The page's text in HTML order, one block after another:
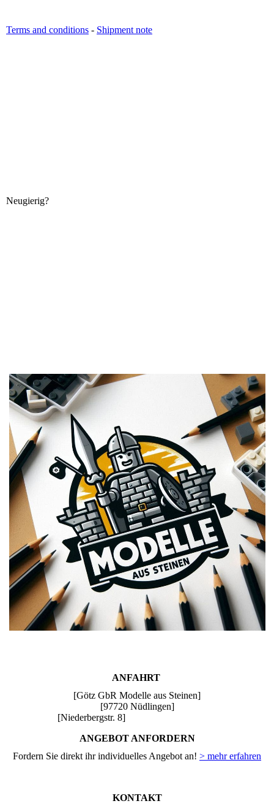
Terms and conditions - Shipment note
Neugierig?
ANFAHRT
[Götz GbR Modelle aus Steinen]
[97720 Nüdlingen]
[Niederbergstr. 8]
ANGEBOT ANFORDERN
Fordern Sie direkt ihr individuelles Angebot an! > mehr erfahren
KONTAKT